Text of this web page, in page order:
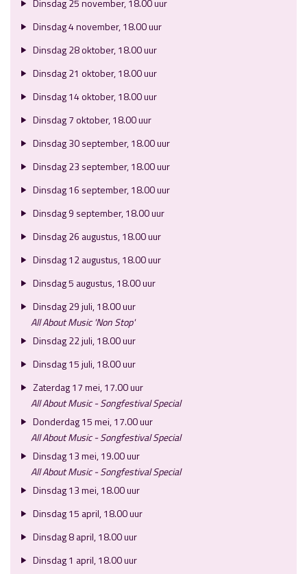
Dinsdag 25 november, 18.00 uur
Dinsdag 4 november, 18.00 uur
Dinsdag 28 oktober, 18.00 uur
Dinsdag 21 oktober, 18.00 uur
Dinsdag 14 oktober, 18.00 uur
Dinsdag 7 oktober, 18.00 uur
Dinsdag 30 september, 18.00 uur
Dinsdag 23 september, 18.00 uur
Dinsdag 16 september, 18.00 uur
Dinsdag 9 september, 18.00 uur
Dinsdag 26 augustus, 18.00 uur
Dinsdag 12 augustus, 18.00 uur
Dinsdag 5 augustus, 18.00 uur
Dinsdag 29 juli, 18.00 uur
All About Music 'Non Stop'
Dinsdag 22 juli, 18.00 uur
Dinsdag 15 juli, 18.00 uur
Zaterdag 17 mei, 17.00 uur
All About Music - Songfestival Special
Donderdag 15 mei, 17.00 uur
All About Music - Songfestival Special
Dinsdag 13 mei, 19.00 uur
All About Music - Songfestival Special
Dinsdag 13 mei, 18.00 uur
Dinsdag 15 april, 18.00 uur
Dinsdag 8 april, 18.00 uur
Dinsdag 1 april, 18.00 uur